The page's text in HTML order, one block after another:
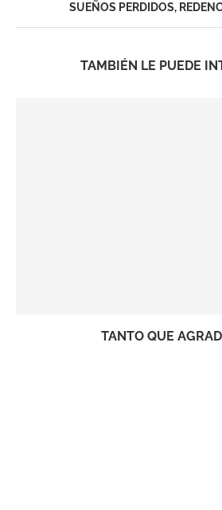
SUEÑOS PERDIDOS,
TAMBIÉN LE PUEDE
TANTO QUE